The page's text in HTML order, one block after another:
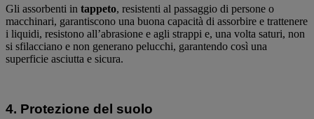
Gli assorbenti in tappeto, resistenti al passaggio di persone o
macchinari, garantiscono una buona capacità di assorbire e trattenere
i liquidi, resistono all’abrasione e agli strappi e, una volta saturi, non
si sfilacciano e non generano pelucchi, garantendo così una
superficie asciutta e sicura.
4. Protezione del suolo